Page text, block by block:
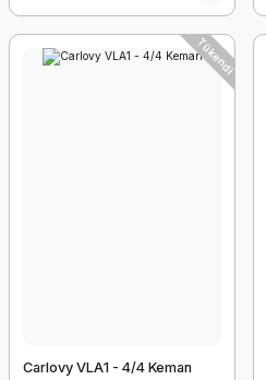
Tükendi
Carlovy VLA1 - 4/4 Keman